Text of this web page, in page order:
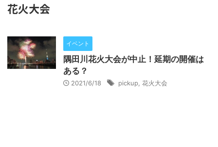
花火大会
イベント
隅田川花火大会が中止！延期の開催は
ある？
2021/6/18 pickup 花火大会